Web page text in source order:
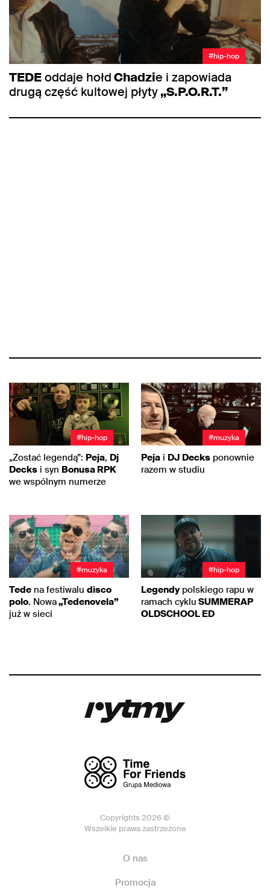
#hip-hop
TEDEoddaje hołdChadzie i zapowiada
drugą część kultowej płyty„S.P.O.R.T.”
#hip-hop
„Zostać legendą”: Peja, Dj
Decks i syn Bonusa RPK
we wspólnym numerze
#muzyka
Peja i DJ Decks ponownie
razem w studiu
#muzyka
Tede na festiwalu disco
polo. Nowa„Tedenovela”
już w sieci
#hip-hop
Legendypolskiego rapu w
ramach cyklu SUMMERAP
OLDSCHOOL ED
Copyrights 2026 ©
Wszelkie prawa zastrzeżone
O nas
Promocja